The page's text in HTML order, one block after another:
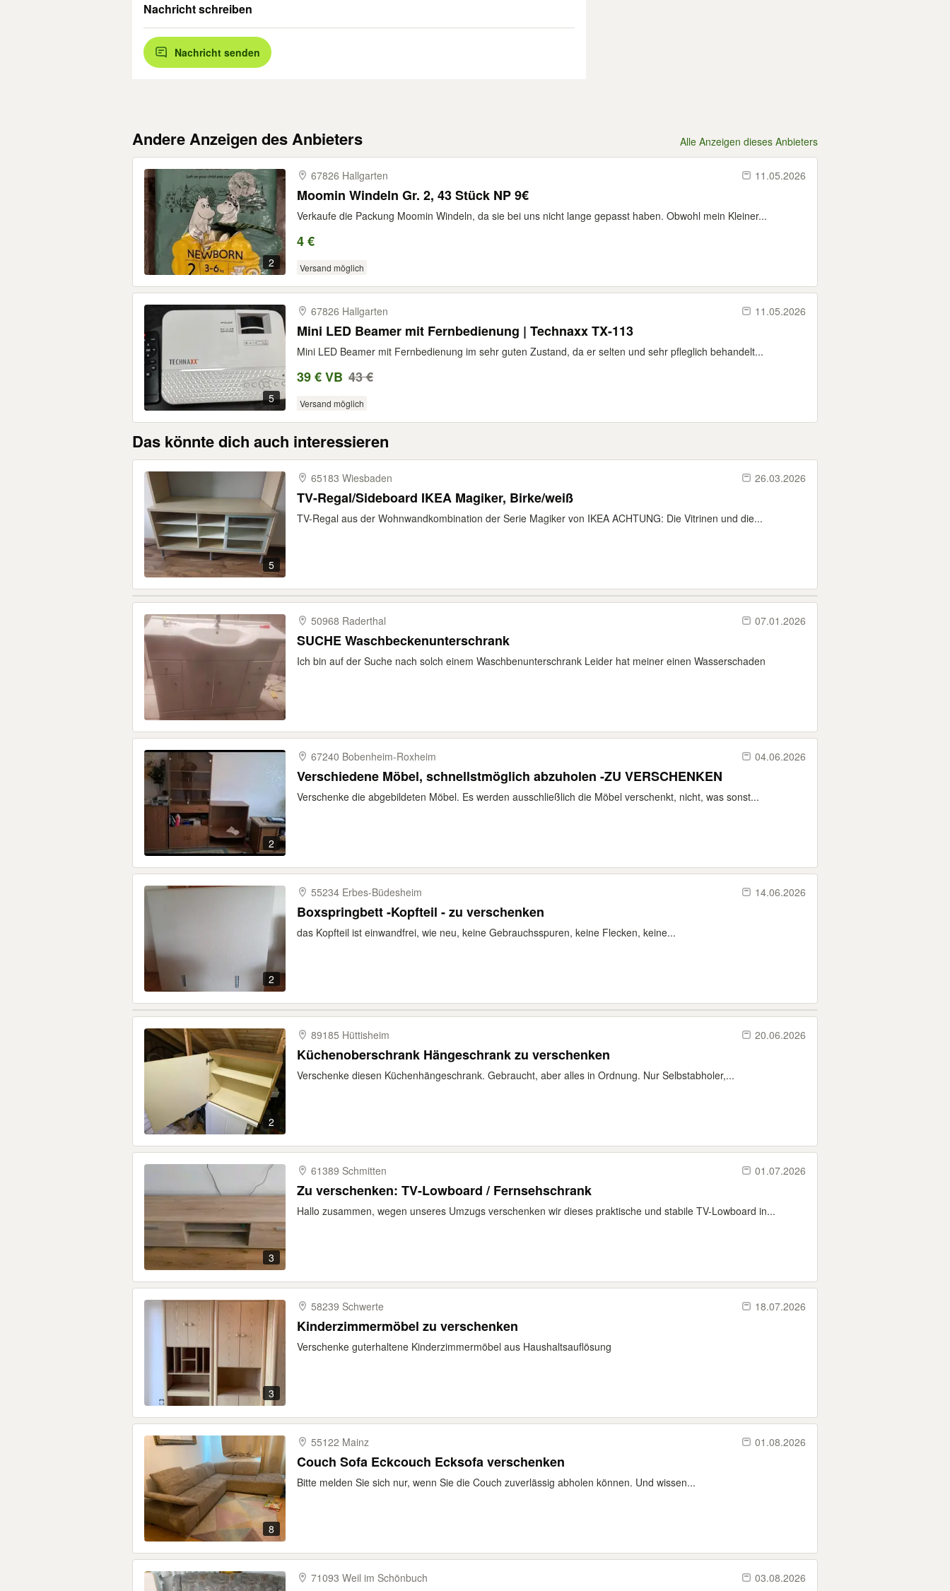
Nachricht schreiben
Nachricht senden
Andere Anzeigen des Anbieters Alle Anzeigen dieses Anbieters
2
67826 Hallgarten 11.05.2026
Moomin Windeln Gr. 2, 43 Stück NP 9€
Verkaufe die Packung Moomin Windeln, da sie bei uns nicht lange gepasst haben. Obwohl mein Kleiner...
4 €
Versand möglich
5
67826 Hallgarten 11.05.2026
Mini LED Beamer mit Fernbedienung | Technaxx TX-113
Mini LED Beamer mit Fernbedienung im sehr guten Zustand, da er selten und sehr pfleglich behandelt...
39 € VB 43 €
Versand möglich
Das könnte dich auch interessieren
5
65183 Wiesbaden 26.03.2026
TV-Regal/Sideboard IKEA Magiker, Birke/weiß
TV-Regal aus der Wohnwandkombination der Serie Magiker von IKEA ACHTUNG: Die Vitrinen und die...
50968 Raderthal 07.01.2026
SUCHE Waschbeckenunterschrank
Ich bin auf der Suche nach solch einem Waschbenunterschrank Leider hat meiner einen Wasserschaden
2
67240 Bobenheim-​Roxheim 04.06.2026
Verschiedene Möbel, schnellstmöglich abzuholen -ZU VERSCHENKEN
Verschenke die abgebildeten Möbel. Es werden ausschließlich die Möbel verschenkt, nicht, was sonst...
2
55234 Erbes-​Büdesheim 14.06.2026
Boxspringbett -Kopfteil - zu verschenken
das Kopfteil ist einwandfrei, wie neu, keine Gebrauchsspuren, keine Flecken, keine...
2
89185 Hüttisheim 20.06.2026
Küchenoberschrank Hängeschrank zu verschenken
Verschenke diesen Küchenhängeschrank. Gebraucht, aber alles in Ordnung. Nur Selbstabholer,...
3
61389 Schmitten 01.07.2026
Zu verschenken: TV-Lowboard / Fernsehschrank
Hallo zusammen, wegen unseres Umzugs verschenken wir dieses praktische und stabile TV-Lowboard in...
3
58239 Schwerte 18.07.2026
Kinderzimmermöbel zu verschenken
Verschenke guterhaltene Kinderzimmermöbel aus Haushaltsauflösung
8
55122 Mainz 01.08.2026
Couch Sofa Eckcouch Ecksofa verschenken
Bitte melden Sie sich nur, wenn Sie die Couch zuverlässig abholen können. Und wissen...
71093 Weil im Schönbuch 03.08.2026